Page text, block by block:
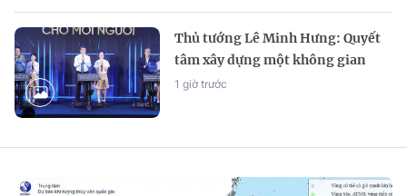
Thủ tướng Lê Minh Hưng: Quyết
tâm xây dựng một không gian
mạng an toàn, tin cậy và nhân
1 giờ trước